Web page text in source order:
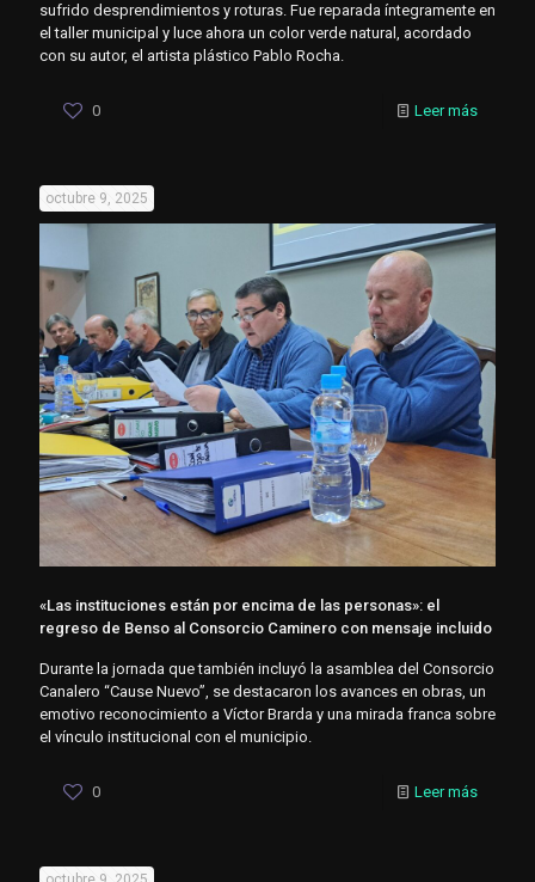
sufrido desprendimientos y roturas. Fue reparada íntegramente en
el taller municipal y luce ahora un color verde natural, acordado
con su autor, el artista plástico Pablo Rocha.
0 Leer más
octubre 9, 2025
«Las instituciones están por encima de las personas»: el
regreso de Benso al Consorcio Caminero con mensaje incluido
Durante la jornada que también incluyó la asamblea del Consorcio
Canalero “Cause Nuevo”, se destacaron los avances en obras, un
emotivo reconocimiento a Víctor Brarda y una mirada franca sobre
el vínculo institucional con el municipio.
0 Leer más